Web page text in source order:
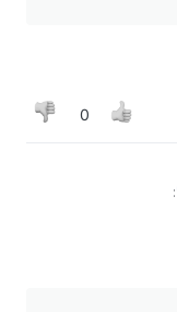
0
:
למעלה זה
https://